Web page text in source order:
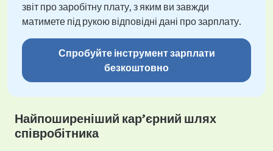
звіт про заробітну плату, з яким ви завжди
матимете під рукою відповідні дані про зарплату.
Спробуйте інструмент зарплати
безкоштовно
Найпоширеніший кар’єрний шлях
співробітника